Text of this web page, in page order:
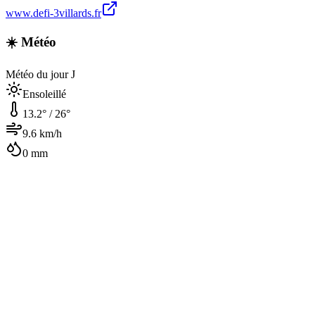
www.defi-3villards.fr
☀️ Météo
Météo du jour J
Ensoleillé
13.2° / 26°
9.6 km/h
0 mm